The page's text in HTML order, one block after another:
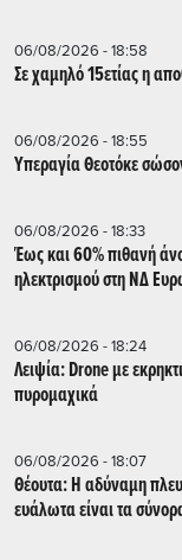
06/08/2026 - 18:58
Σε χαμηλό 15ετίας η
06/08/2026 - 18:55
Υπεραγία Θεοτόκε
06/08/2026 - 18:33
Έως και 60% πιθανή
ηλεκτρισμού στη ΝΔ
06/08/2026 - 18:24
Λειψία: Drone με
πυρομαχικά
06/08/2026 - 18:07
Θέουτα: Η αδύναμη
ευάλωτα είναι τα